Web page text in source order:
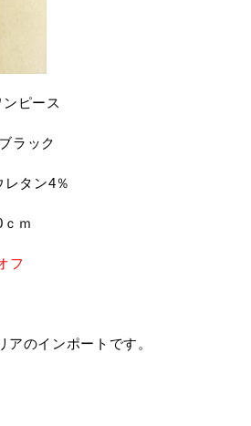
ピース
ラック
タン4％
ｍ
フ
のインポートです。